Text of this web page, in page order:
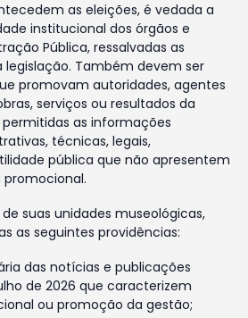
as eleições, é vedada a
institucional dos órgãos e
Pública, ressalvadas as
legislação. Também devem ser
promovam autoridades, agentes
serviços ou resultados da
as informações
técnicas, legais,
pública que não apresentem
suas unidades museológicas,
as seguintes providências:
das notícias e publicações
de 2026 que caracterizem
ou promoção da gestão;